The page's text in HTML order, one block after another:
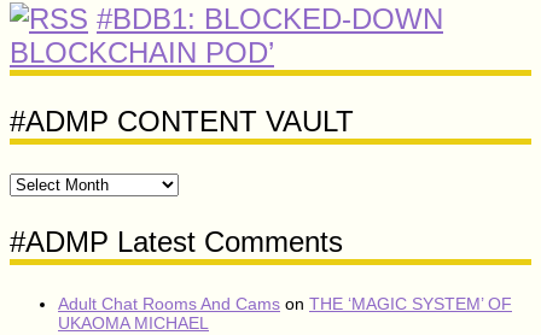
#BDB1: BLOCKED-DOWN
BLOCKCHAIN POD’
#ADMP CONTENT VAULT
#ADMP
CONTENT
#ADMP Latest Comments
Adult Chat Rooms And Cams on THE ‘MAGIC SYSTEM’ OF
UKAOMA MICHAEL